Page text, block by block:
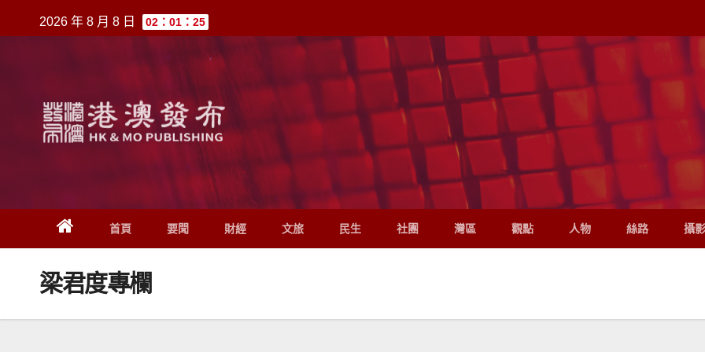
至
2026 年 8 月 8 日 02：01：25
首頁 要聞 財經 文旅 民生 社團 灣區 觀點 人物 絲路 攝
梁君度專欄